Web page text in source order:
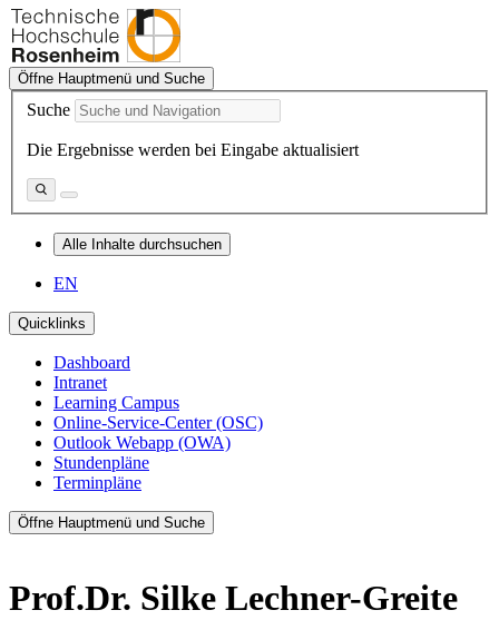
Öffne Hauptmenü und Suche
Suche
Die Ergebnisse werden bei Eingabe aktualisiert
Alle Inhalte durchsuchen
EN
Quicklinks
Dashboard
Intranet
Learning Campus
Online-Service-Center (OSC)
Outlook Webapp (OWA)
Stundenpläne
Terminpläne
Öffne Hauptmenü und Suche
Prof.Dr. Silke Lechner-Greite